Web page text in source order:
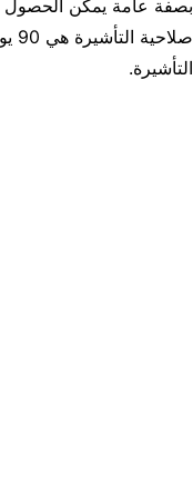
بصفة عامة يمكن الحصول
التأشيرة.